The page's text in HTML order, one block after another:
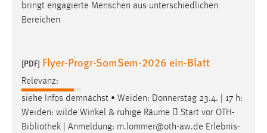
bringt engagierte Menschen aus unterschiedlichen
Bereichen
[PDF] Flyer-Progr-SomSem-2026 ein-Blatt
Relevanz:
siehe Infos demnächst • Weiden: Donnerstag 23.4. | 17 h:
Weiden: wilde Winkel & ruhige Räume  Start vor OTH-
Bibliothek | Anmeldung: m.lommer@oth-aw.de Erlebnis-